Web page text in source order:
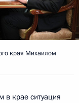
края Михаилом
в крае ситуация